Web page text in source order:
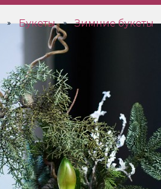
» Букеты » Зимние букеты